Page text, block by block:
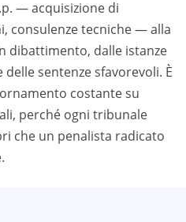
— acquisizione di
consulenze tecniche — alla
dibattimento, dalle istanze
sentenze sfavorevoli. È
costante su
perché ogni tribunale
che un penalista radicato